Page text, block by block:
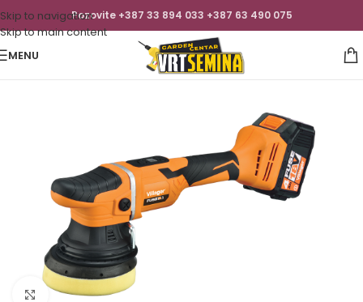
Skip to navigation
Skip to main content
Pozovite +387 33 894 033 +387 63 490 075
MENU
Click to enlarge